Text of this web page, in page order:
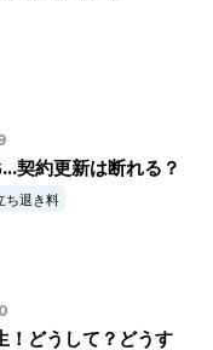
契約更新は断れる？
ち退き料
！どうして？どうす